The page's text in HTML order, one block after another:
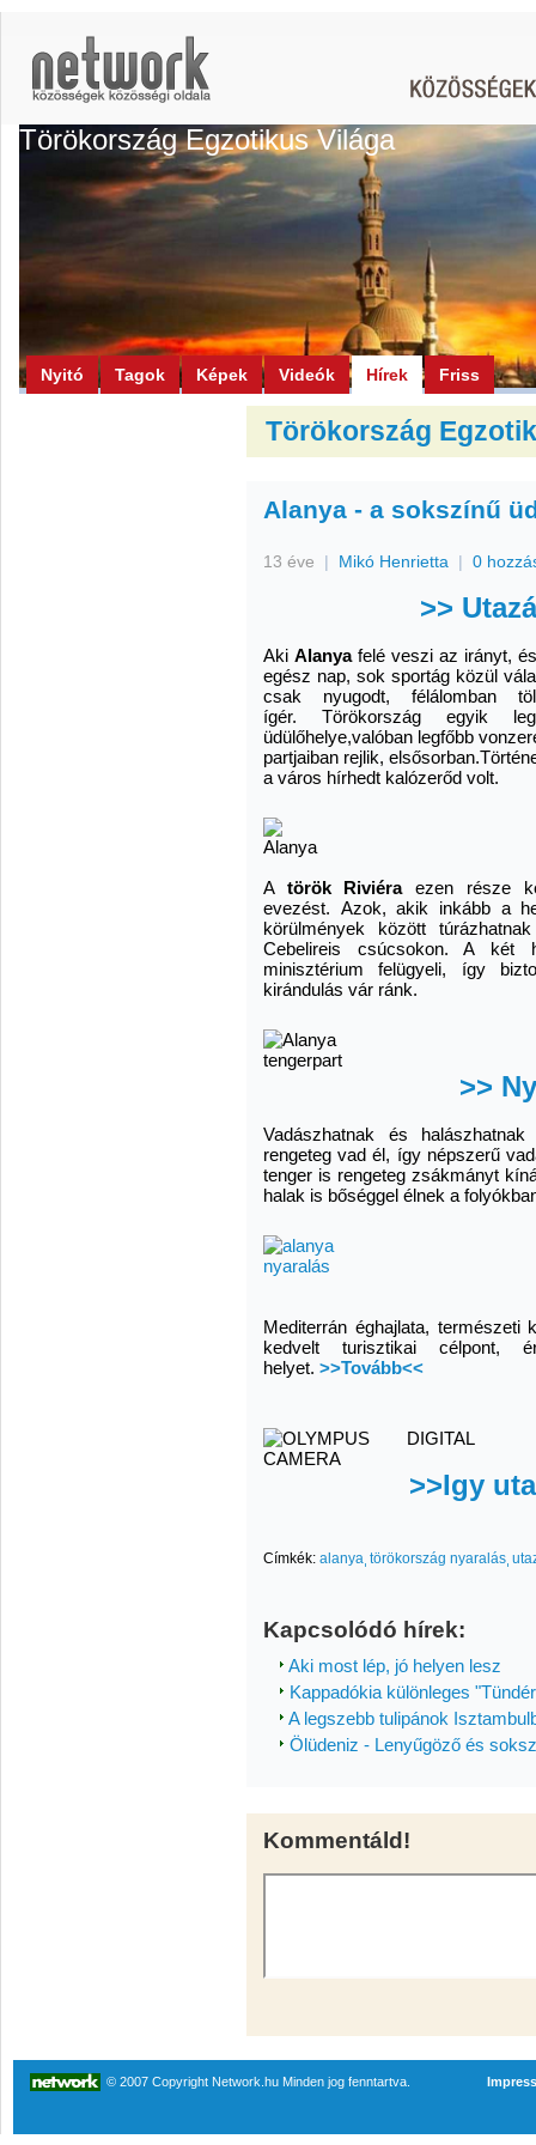
Törökország Egzotikus Világa
Nyitó Tagok Képek Videók Hírek Friss
Törökország
Alanya - a sokszínű
13 éve | Mikó Henrietta | 0
>>
Aki Alanyafelé veszi az irányt,
egész nap, sok sportág közül
csak nyugodt, félálomban
ígér. Törökország egyik
üdülőhelye,valóban legfőbb
partjaiban rejlik,
a város hírhedt kalózerőd volt.
A török Riviéraezen része
evezést. Azok, akik inkább a
körülmények között
Cebelireis csúcsokon. A két
minisztérium felügyeli, így
kirándulás vár ránk.
>>
Vadászhatnak és
rengeteg vad él, így népszerű
tenger is rengeteg zsákmányt
halak is bőséggel élnek a
Mediterrán éghajlata, természeti
kedvelt turisztikai célpont,
helyet. >>Tovább<<
>>Igy
Címkék: alanya törökország nyaralás
Kapcsolódó hírek:
Aki most lép, jó helyen lesz
Kappadókia különleges
A legszebb tulipánok
Ölüdeniz - Lenyűgöző és
Kommentáld!
© 2007 Copyright Network.hu Minden jog fenntartva.